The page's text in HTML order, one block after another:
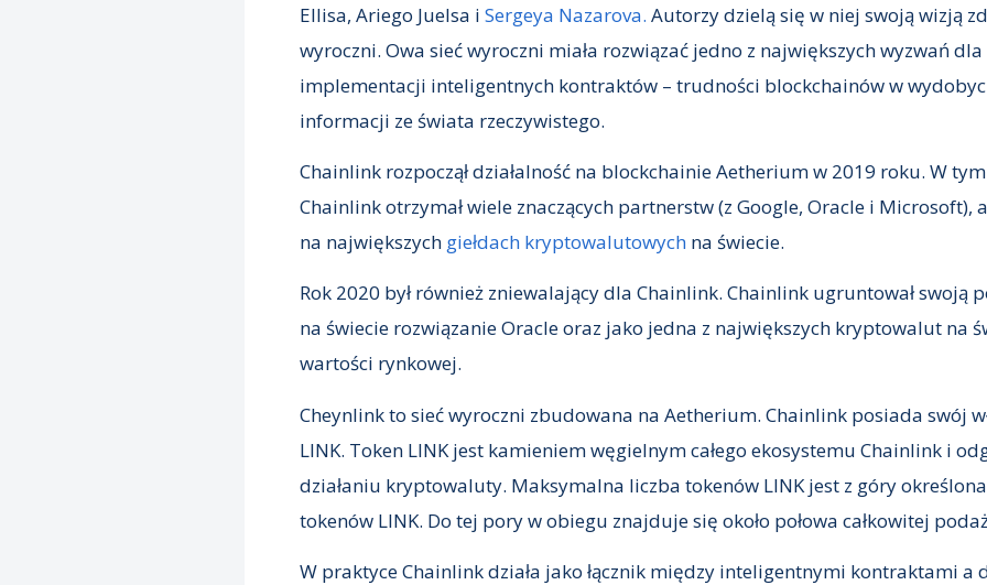
Ellisa, Ariego Juelsa i Sergeya Nazarova. Autorzy dzielą się w niej swoją wizją
wyroczni. Owa sieć wyroczni miała rozwiązać jedno z największych wyzwań
implementacji inteligentnych kontraktów – trudności blockchainów w
informacji ze świata rzeczywistego.
Chainlink rozpoczął działalność na blockchainie Aetherium w 2019 roku. W
Chainlink otrzymał wiele znaczących partnerstw (z Google, Oracle i Microsoft),
na największych giełdach kryptowalutowych na świecie.
Rok 2020 był również zniewalający dla Chainlink. Chainlink ugruntował swoją
na świecie rozwiązanie Oracle oraz jako jedna z największych kryptowalut na
wartości rynkowej.
Cheynlink to sieć wyroczni zbudowana na Aetherium. Chainlink posiada swój
LINK. Token LINK jest kamieniem węgielnym całego ekosystemu Chainlink i
działaniu kryptowaluty. Maksymalna liczba tokenów LINK jest z góry
tokenów LINK. Do tej pory w obiegu znajduje się około połowa całkowitej
W praktyce Chainlink działa jako łącznik między inteligentnymi kontraktami a